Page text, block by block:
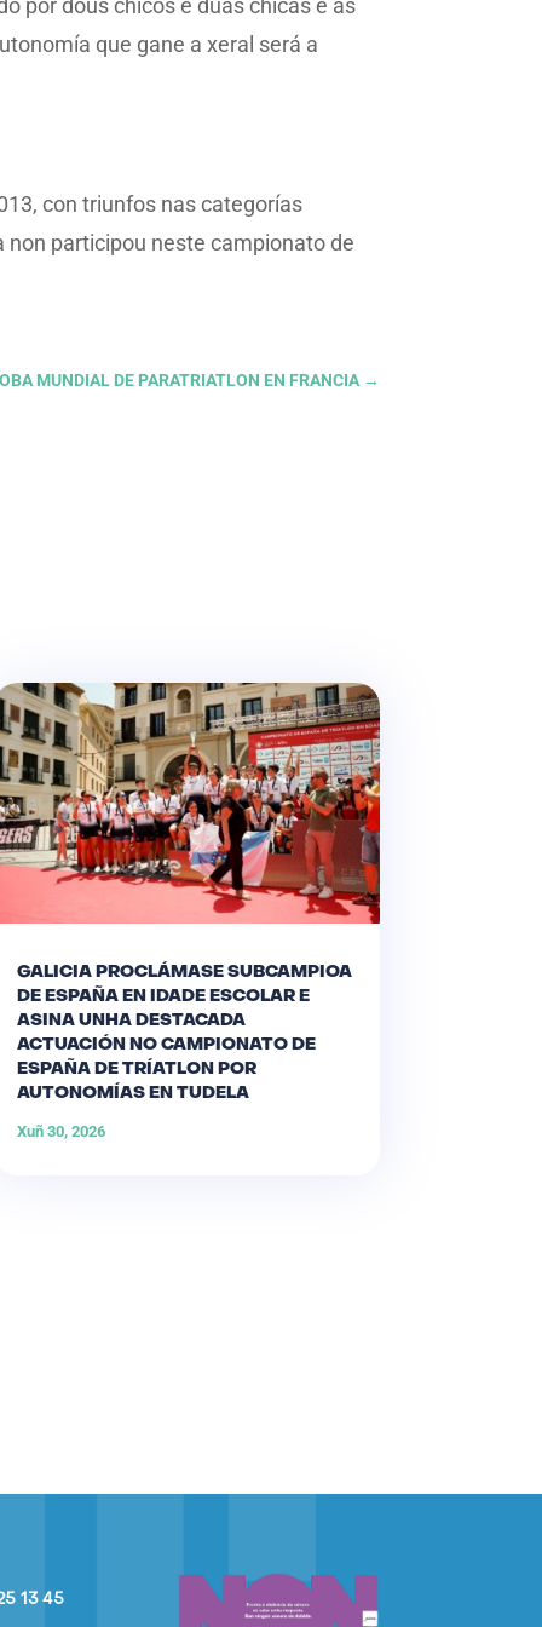
por dous chicos e dúas chicas e as
que gane a xeral será a
con triunfos nas categorías
non participou neste campionato de
MUNDIAL DE PARATRIATLON EN FRANCIA→
GALICIA PROCLÁMASE SUBCAMPIOA
DE ESPAÑA EN IDADE ESCOLAR E
ASINA UNHA DESTACADA
ACTUACIÓN NO CAMPIONATO DE
ESPAÑA DE TRÍATLON POR
AUTONOMÍAS EN TUDELA
Xuñ 30, 2026
13 45